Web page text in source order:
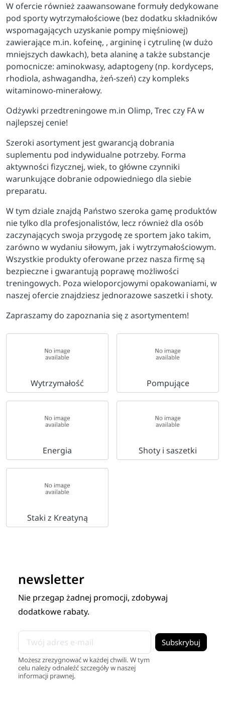
W ofercie również zaawansowane formuły dedykowane
pod sporty wytrzymałościowe (bez dodatku składników
wspomagających uzyskanie pompy mięśniowej)
zawierające m.in. kofeinę, , argininę i cytrulinę (w dużo
mniejszych dawkach), beta alaninę a także substancje
pomocnicze: aminokwasy, adaptogeny (np. kordyceps,
rhodiola, ashwagandha, żeń-szeń) czy kompleks
witaminowo-minerałowy.
Odżywki przedtreningowe m.in Olimp, Trec czy FA w
najlepszej cenie!
Szeroki asortyment jest gwarancją dobrania
suplementu pod indywidualne potrzeby. Forma
aktywności fizycznej, wiek, to główne czynniki
warunkujące dobranie odpowiedniego dla siebie
preparatu.
W tym dziale znajdą Państwo szeroka gamę produktów
nie tylko dla profesjonalistów, lecz również dla osób
zaczynających swoja przygodę ze sportem jako takim,
zarówno w wydaniu siłowym, jak i wytrzymałościowym.
Wszystkie produkty oferowane przez nasza firmę są
bezpieczne i gwarantują poprawę możliwości
treningowych. Poza wieloporcjowymi opakowaniami, w
naszej ofercie znajdziesz jednorazowe saszetki i shoty.
Zapraszamy do zapoznania się z asortymentem!
Wytrzymałość Pompujące
Energia Shoty i saszetki
Staki z Kreatyną
newsletter
Nie przegap żadnej promocji, zdobywaj
dodatkowe rabaty.
Możesz zrezygnować w każdej chwili. W tym
celu należy odnaleźć szczegóły w naszej
informacji prawnej.